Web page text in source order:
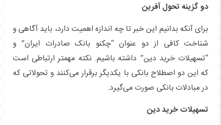
دو گزینه تحول آفرین
برای آنکه بدانیم این خبر تا چه اندازه اهمیت دارد، باید آگاهی و
شناخت کافی از دو عنوان “چکنو بانک صادرات ایران” و
“تسهیلات خرید دین” داشته باشیم. نکته مهمتر ارتباطی است
که این دو اصطلاح بانکی با یکدیگر برقرار می‌کنند و تحولاتی که
در مبادلات بانکی صورت می‌گیرد.
تسهیلات خرید دین